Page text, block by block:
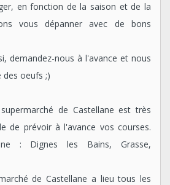
en fonction de la saison et de la
vous dépanner avec de bons
demandez-nous à l'avance et nous
des oeufs ;)
de Castellane est très
de prévoir à l'avance vos courses.
: Dignes les Bains, Grasse,
de Castellane a lieu tous les